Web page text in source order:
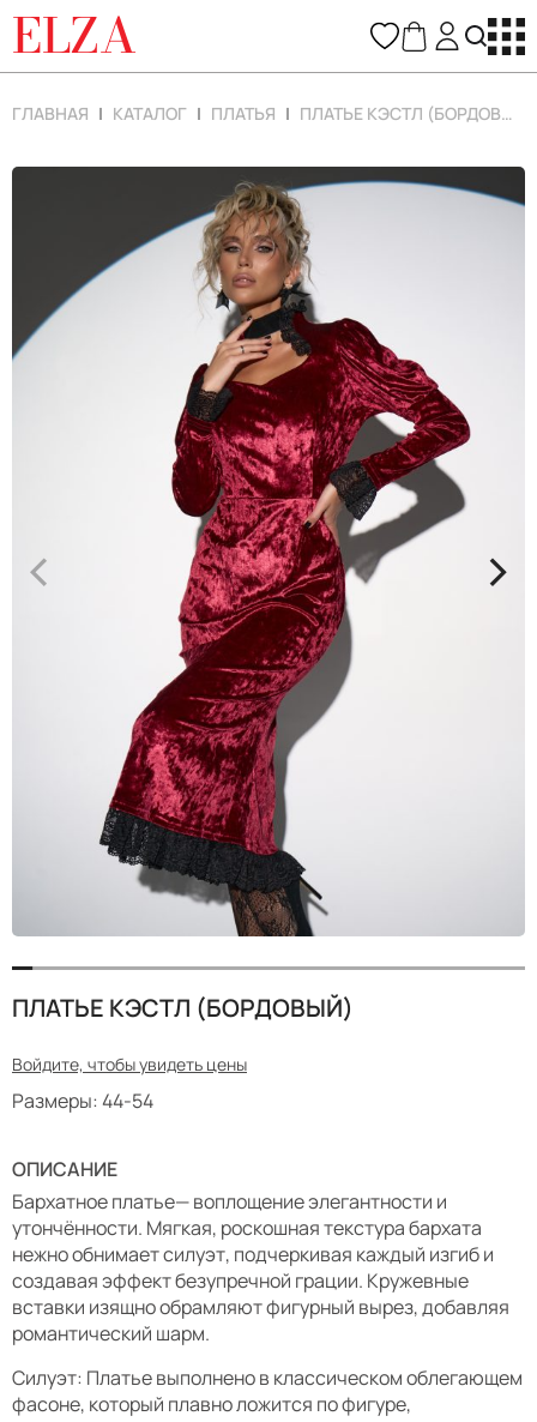
ELZA
ГЛАВНАЯ КАТАЛОГ ПЛАТЬЯ ПЛАТЬЕ КЭСТЛ (БОРДОВЫЙ)
< >
ПЛАТЬЕ КЭСТЛ (БОРДОВЫЙ)
Войдите, чтобы увидеть цены
Размеры: 44-54
ОПИСАНИЕ
Бархатное платье— воплощение элегантности и
утончённости. Мягкая, роскошная текстура бархата
нежно обнимает силуэт, подчеркивая каждый изгиб и
создавая эффект безупречной грации. Кружевные
вставки изящно обрамляют фигурный вырез, добавляя
романтический шарм.
Силуэт: Платье выполнено в классическом облегающем
фасоне, который плавно ложится по фигуре,